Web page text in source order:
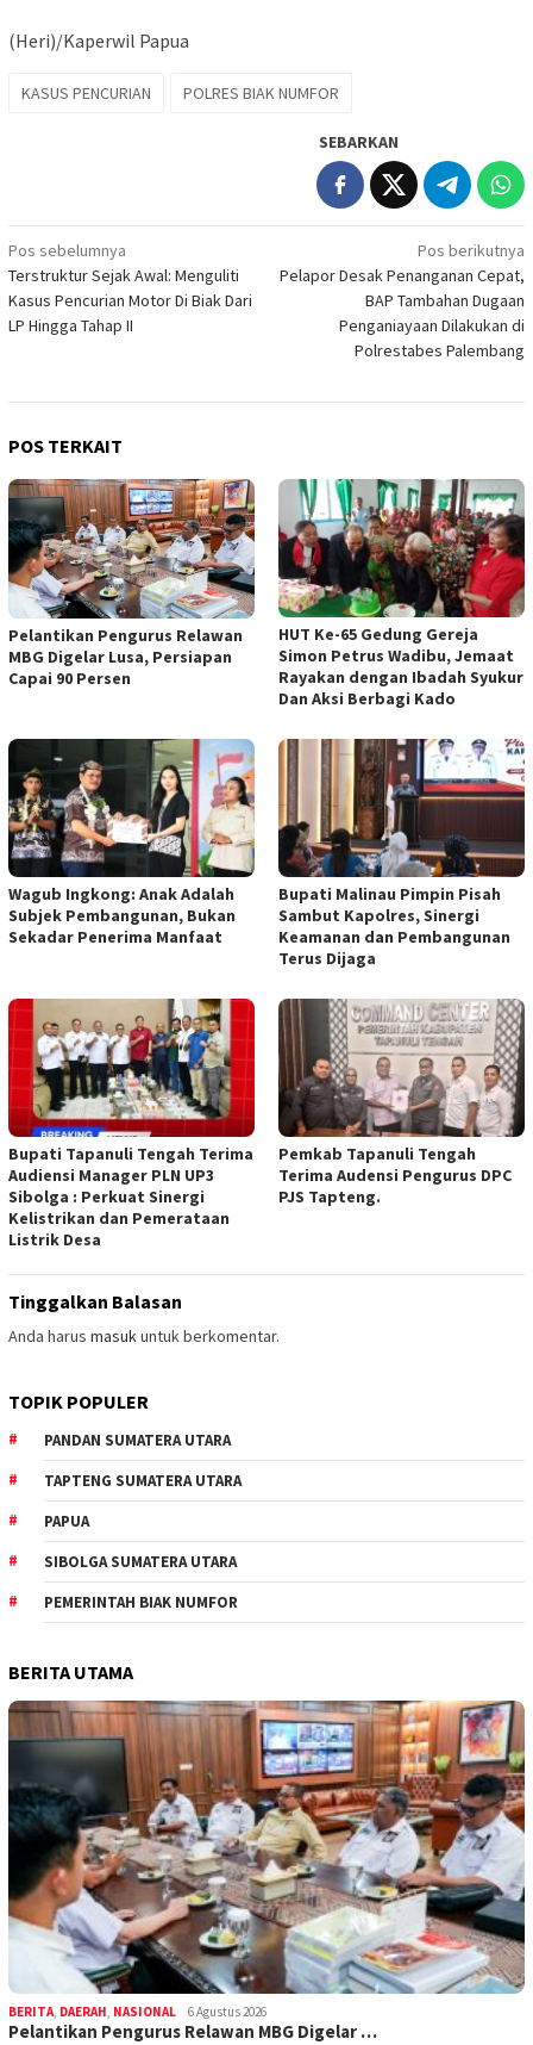
(Heri)/Kaperwil Papua
KASUS PENCURIAN POLRES BIAK NUMFOR
SEBARKAN
Navigasi
pos
Pos sebelumnya
Terstruktur Sejak Awal: Menguliti
Kasus Pencurian Motor Di Biak Dari
LP Hingga Tahap II
Pos berikutnya
Pelapor Desak Penanganan Cepat,
BAP Tambahan Dugaan
Penganiayaan Dilakukan di
Polrestabes Palembang
POS TERKAIT
Pelantikan Pengurus Relawan
MBG Digelar Lusa, Persiapan
Capai 90 Persen
HUT Ke-65 Gedung Gereja
Simon Petrus Wadibu, Jemaat
Rayakan dengan Ibadah Syukur
Dan Aksi Berbagi Kado
Wagub Ingkong: Anak Adalah
Subjek Pembangunan, Bukan
Sekadar Penerima Manfaat
Bupati Malinau Pimpin Pisah
Sambut Kapolres, Sinergi
Keamanan dan Pembangunan
Terus Dijaga
Bupati Tapanuli Tengah Terima
Audiensi Manager PLN UP3
Sibolga : Perkuat Sinergi
Kelistrikan dan Pemerataan
Listrik Desa
Pemkab Tapanuli Tengah
Terima Audensi Pengurus DPC
PJS Tapteng.
Tinggalkan Balasan
Anda harus masukuntuk berkomentar.
TOPIK POPULER
PANDAN SUMATERA UTARA
TAPTENG SUMATERA UTARA
PAPUA
SIBOLGA SUMATERA UTARA
PEMERINTAH BIAK NUMFOR
BERITA UTAMA
BERITA DAERAH NASIONAL 6 Agustus 2026
Pelantikan Pengurus Relawan MBG Digelar …